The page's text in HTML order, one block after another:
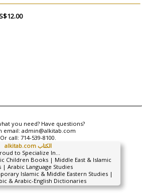
you need? Have questions?
email: admin@alkitab.com
Or call: 714-539-8100.
alkitab.com الكتاب
to Specialize In...
Children Books | Middle East & Islamic
| Arabic Language Studies
Islamic & Middle Eastern Studies |
& Arabic-English Dictionaries